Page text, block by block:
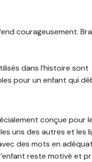
courageusement.
dans l’histoire sont
pour un enfant qui
conçue pour
uns des autres et les
des mots en
reste motivé et